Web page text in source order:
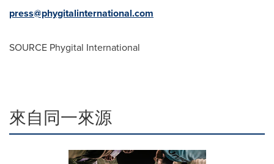
press@phygitalinternational.com
SOURCE Phygital International
來自同一來源